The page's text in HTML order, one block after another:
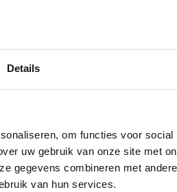
Details
om functies voor
uw gebruik van onze site met
gegevens combineren met
van hun services.